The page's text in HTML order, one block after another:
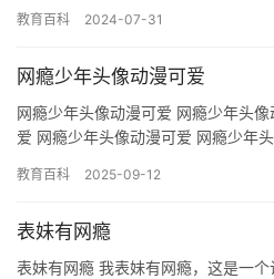
一段…
教育百科 2024-07-31
网瘾少年头像动漫可爱
网瘾少年头像动漫可爱 网瘾少年头
爱 网瘾少年头像动漫可爱 网瘾少年
教育百科 2025-09-12
表妹有网瘾
表妹有网瘾 我表妹有网瘾，这是一